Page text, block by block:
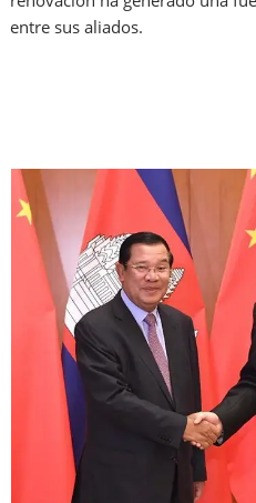
entre sus aliados.